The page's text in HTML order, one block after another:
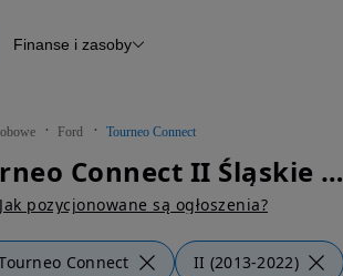
Raport z inspekcji
Otomoto News
Finanse i zasoby
Ford Tourneo Connect
Ford Tourneo Connect II Śląskie - Samochody Osobowe
Jak pozycjonowane są ogłoszenia?
Connect II (2013-2022)